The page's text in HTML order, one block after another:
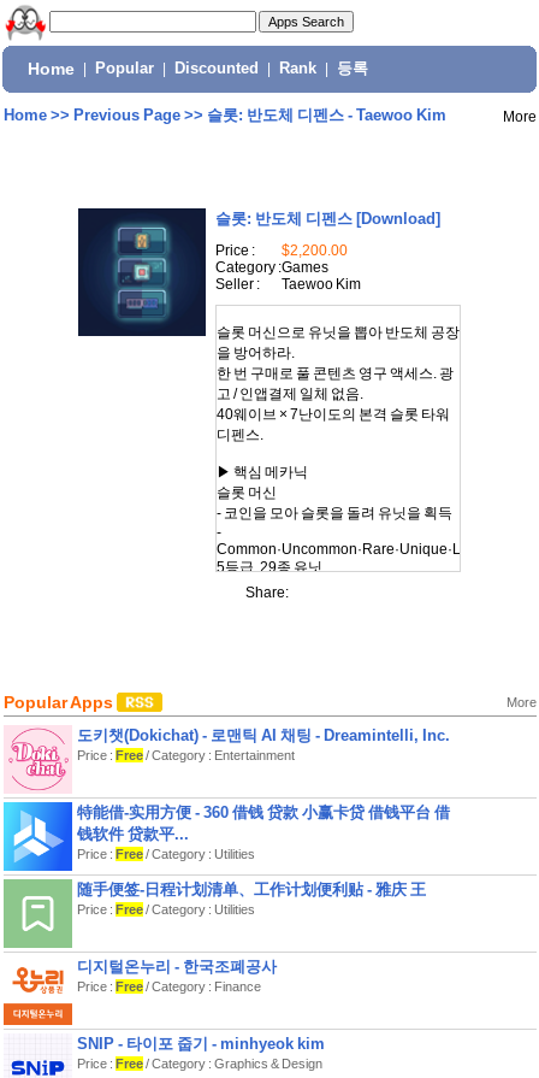
Home Popular Discounted Rank 등록
Home>> Previous Page>> 슬롯: 반도체 디펜스 - Taewoo Kim More
슬롯: 반도체 디펜스 [Download]
Price :
$2,200.00
Category :Games
Seller :
Taewoo Kim
슬롯 머신으로 유닛을 뽑아 반도체 공장
을 방어하라.
한 번 구매로 풀 콘텐츠 영구 액세스. 광
고 / 인앱결제 일체 없음.
40웨이브 × 7난이도의 본격 슬롯 타워
디펜스.
▶ 핵심 메카닉
슬롯 머신
- 코인을 모아 슬롯을 돌려 유닛을 획득
-
Common·Uncommon·Rare·Unique·Legendary
5등급, 29종 유닛
- 슬롯 비용은 누적 — 한 판 안에서 도전
지 레시피)
40웨이브 × 7난이도
지
- 다양한 적 기믹 — 대시 / 분열 / 실드 /
페이즈 / 회복 오라
영구 강화 시스템 (3 레이어)
- 등급 강화 — 종족·등급 단위 (한 판 안)
- 유닛 강화 — 개별 유닛 영구 강화, 만
특징
- 일회성 결제 — 광고 / IAP / 구독 일체
Share:
Popular Apps More
도키챗(Dokichat) - 로맨틱 AI 채팅 - Dreamintelli, Inc.
Price : Free/ Category : Entertainment
特能借-实用方便 - 360 借钱 贷款 小赢卡贷 借钱平台 借
钱软件 贷款平...
Price : Free/ Category : Utilities
随手便签-日程计划清单、工作计划便利贴 - 雅庆 王
Price : Free/ Category : Utilities
디지털온누리 - 한국조폐공사
Price : Free/ Category : Finance
SNIP - 타이포 줍기 - minhyeok kim
Price : Free/ Category : Graphics & Design